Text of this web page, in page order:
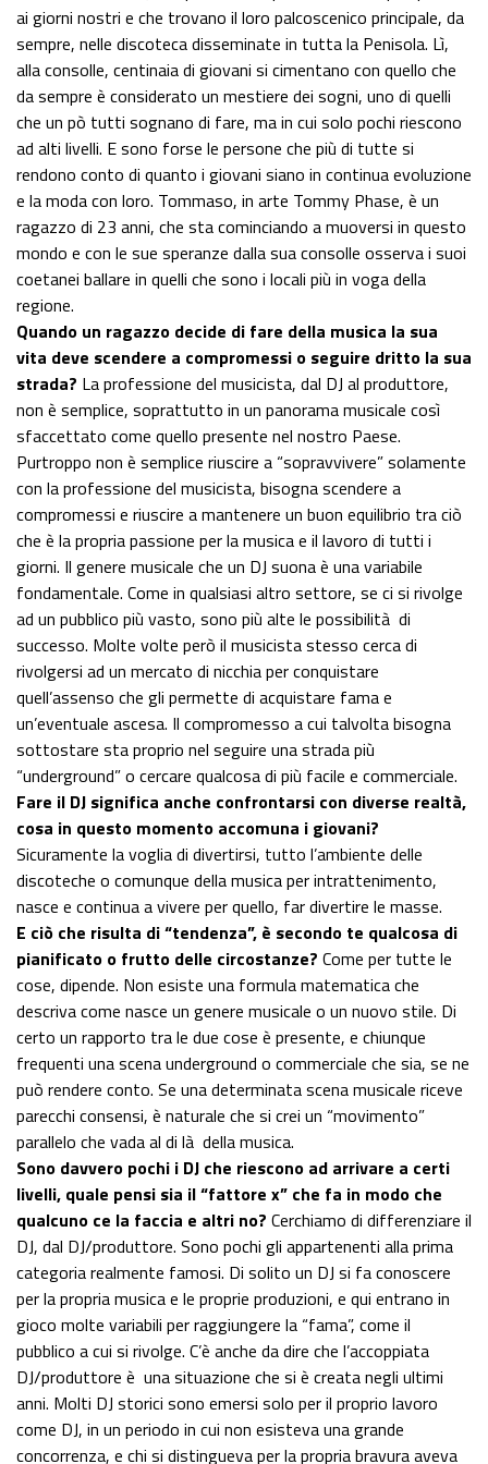
ai giorni nostri e che trovano il loro palcoscenico principale, da
sempre, nelle discoteca disseminate in tutta la Penisola. Lì,
alla consolle, centinaia di giovani si cimentano con quello che
da sempre è considerato un mestiere dei sogni, uno di quelli
che un pò tutti sognano di fare, ma in cui solo pochi riescono
ad alti livelli. E sono forse le persone che più di tutte si
rendono conto di quanto i giovani siano in continua evoluzione
e la moda con loro. Tommaso, in arte Tommy Phase, è un
ragazzo di 23 anni, che sta cominciando a muoversi in questo
mondo e con le sue speranze dalla sua consolle osserva i suoi
coetanei ballare in quelli che sono i locali più in voga della
regione.
Quando un ragazzo decide di fare della musica la sua
vita deve scendere a compromessi o seguire dritto la sua
strada? La professione del musicista, dal DJ al produttore,
non è semplice, soprattutto in un panorama musicale così
sfaccettato come quello presente nel nostro Paese.
Purtroppo non è semplice riuscire a “sopravvivere” solamente
con la professione del musicista, bisogna scendere a
compromessi e riuscire a mantenere un buon equilibrio tra ciò
che è la propria passione per la musica e il lavoro di tutti i
giorni. Il genere musicale che un DJ suona è una variabile
fondamentale. Come in qualsiasi altro settore, se ci si rivolge
ad un pubblico più vasto, sono più alte le possibilità di
successo. Molte volte però il musicista stesso cerca di
rivolgersi ad un mercato di nicchia per conquistare
quell’assenso che gli permette di acquistare fama e
un’eventuale ascesa. Il compromesso a cui talvolta bisogna
sottostare sta proprio nel seguire una strada più
“underground” o cercare qualcosa di più facile e commerciale.
Fare il DJ significa anche confrontarsi con diverse realtà,
cosa in questo momento accomuna i giovani?
Sicuramente la voglia di divertirsi, tutto l’ambiente delle
discoteche o comunque della musica per intrattenimento,
nasce e continua a vivere per quello, far divertire le masse.
E ciò che risulta di “tendenza”, è secondo te qualcosa di
pianificato o frutto delle circostanze? Come per tutte le
cose, dipende. Non esiste una formula matematica che
descriva come nasce un genere musicale o un nuovo stile. Di
certo un rapporto tra le due cose è presente, e chiunque
frequenti una scena underground o commerciale che sia, se ne
può rendere conto. Se una determinata scena musicale riceve
parecchi consensi, è naturale che si crei un “movimento”
parallelo che vada al di là della musica.
Sono davvero pochi i DJ che riescono ad arrivare a certi
livelli, quale pensi sia il “fattore x” che fa in modo che
qualcuno ce la faccia e altri no? Cerchiamo di differenziare il
DJ, dal DJ/produttore. Sono pochi gli appartenenti alla prima
categoria realmente famosi. Di solito un DJ si fa conoscere
per la propria musica e le proprie produzioni, e qui entrano in
gioco molte variabili per raggiungere la “fama”, come il
pubblico a cui si rivolge. C’è anche da dire che l’accoppiata
DJ/produttore è una situazione che si è creata negli ultimi
anni. Molti DJ storici sono emersi solo per il proprio lavoro
come DJ, in un periodo in cui non esisteva una grande
concorrenza, e chi si distingueva per la propria bravura aveva